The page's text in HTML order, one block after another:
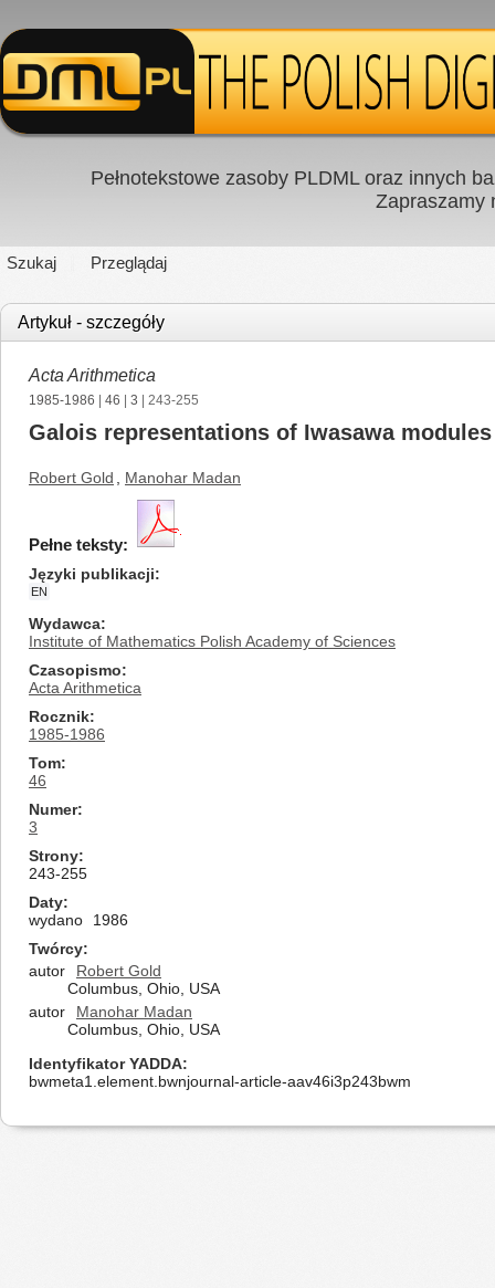
Pełnotekstowe zasoby PLDML oraz innych
Zapraszamy
Szukaj Przeglądaj
Artykuł - szczegóły
Acta Arithmetica
1985-1986 46 3 | 243-255
Galois representations of Iwasawa modules
Robert Gold Manohar Madan
Pełne teksty:
Języki publikacji
EN
Wydawca
Institute of Mathematics Polish Academy of Sciences
Czasopismo
Acta Arithmetica
Rocznik
1985-1986
Tom
46
Numer
3
Strony
243-255
Daty
wydano
1986
Twórcy
autor
Robert Gold
Columbus, Ohio, USA
autor
Manohar Madan
Columbus, Ohio, USA
Identyfikator YADDA
bwmeta1.element.bwnjournal-article-aav46i3p243bwm